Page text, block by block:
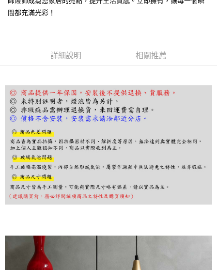
【關於「AFTEE先享後付」】
３．安心：先確認商品／服務後，再付款。
結帳頁面，進行簡訊認證並確認金額後，即可完成結帳。
２．訂單成立數日內，您將收到繳費通知簡訊。
３．收到繳費通知簡訊後14天內，點擊此簡訊中的連結，可透過四大超商／
ATM／網路銀行／等多元方式進行付款，方視為交易完成。
購買商品的店家。未經商家同意取消之訂單仍視為有效，需透過AFTEE先享
後付繳納相關費用。
※ 交易是否成功請以「AFTEE先享後付 」之結帳頁面顯示為準，若有關於
是否繳費成功／繳費後需取消欲退款等相關疑問，請聯繫「AFTEE先享後付
客戶支援中心」 https://netprotections.freshdesk.com/support/home
【注意事項】
１．透過由恩沛科技股份有限公司提供之「AFTEE先享後付」服務完成之交
易，需依本服務之必要範圍內提供個人資料，並將交易相關給付款項請求債
３．未成年的使用者請事先徵得法定代理人或監護人之同意方可使用
「AFTEE先享後付」，若未經同意申辦者引起之損失，本公司不負相關責
４．使用「AFTEE先享後付」時，將依據個別帳號之用戶狀況，依本公司即
間都充滿光彩！
詳細說明 相關推薦